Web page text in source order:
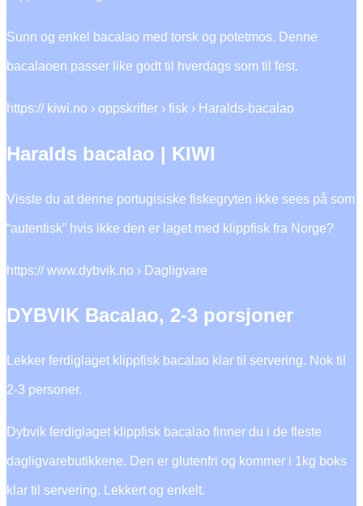
Sunn og enkel bacalao med torsk og potetmos. Denne
bacalaoen passer like godt til hverdags som til fest.
https:// kiwi.no › oppskrifter › fisk › Haralds-bacalao
Haralds bacalao | KIWI
Visste du at denne portugisiske fiskegryten ikke sees på som
“autentisk” hvis ikke den er laget med klippfisk fra Norge?
https:// www.dybvik.no › Dagligvare
DYBVIK Bacalao, 2-3 porsjoner
Lekker ferdiglaget klippfisk bacalao klar til servering. Nok til
2-3 personer.
Dybvik ferdiglaget klippfisk bacalao finner du i de fleste
dagligvarebutikkene. Den er glutenfri og kommer i 1kg boks
klar til servering. Lekkert og enkelt.